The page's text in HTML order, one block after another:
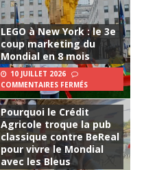
LEGO à New York : le 3e
coup marketing du
Mondial en 8 mois
10 JUILLET 2026
COMMENTAIRES FERMÉS
Pourquoi le Crédit
Agricole troque la pub
classique contre BeReal
pour vivre le Mondial
avec les Bleus